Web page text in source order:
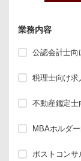
業務内容
公認会計士向
税理士向け求
不動産鑑定士
MBAホルダ
ポストコンサ